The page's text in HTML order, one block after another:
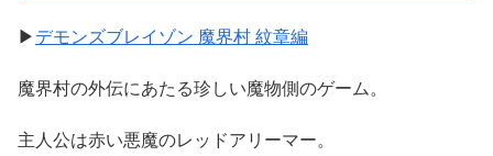
▶ デモンズブレイゾン 魔界村 紋章編
魔界村の外伝にあたる珍しい魔物側のゲーム。
主人公は赤い悪魔のレッドアリーマー。